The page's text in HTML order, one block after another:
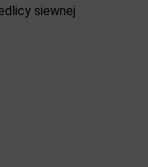
siewnej